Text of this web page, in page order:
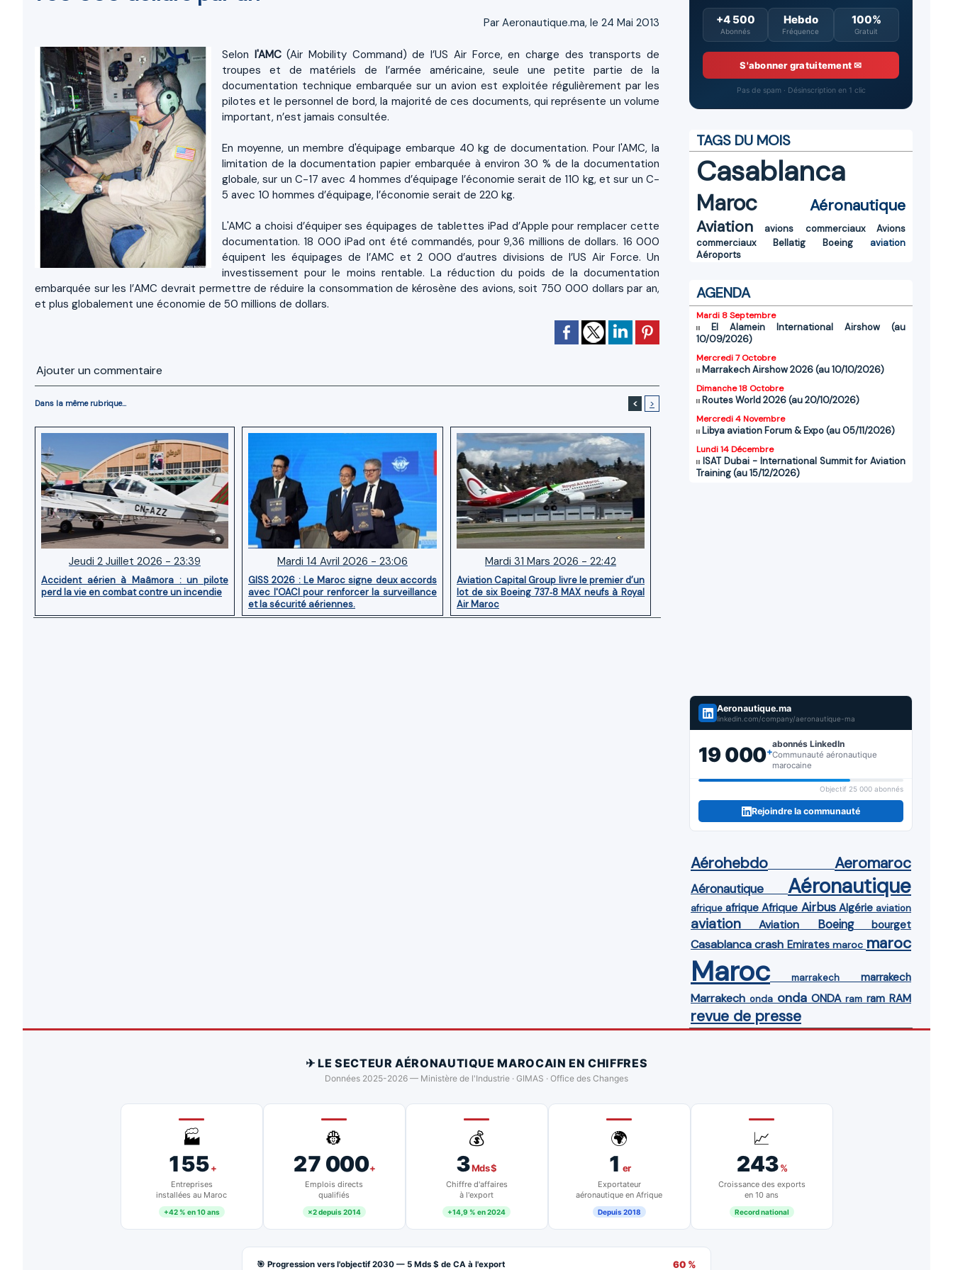
Par Aeronautique.ma, le 24 Mai 2013
Selon l'AMC(Air Mobility Command) de l’US Air Force, en charge des transports de
troupes et de matériels de l’armée américaine, seule une petite partie de la
documentation technique embarquée sur un avion est exploitée régulièrement par les
pilotes et le personnel de bord, la majorité de ces documents, qui représente un volume
important, n’est jamais consultée.
En moyenne, un membre d'équipage embarque 40 kg de documentation. Pour l'AMC, la
limitation de la documentation papier embarquée à environ 30 % de la documentation
globale, sur un C-17 avec 4 hommes d’équipage l’économie serait de 110 kg, et sur un C-
5 avec 10 hommes d’équipage, l’économie serait de 220 kg.
L'AMC a choisi d’équiper ses équipages de tablettes iPad d’Apple pour remplacer cette
documentation. 18 000 iPad ont été commandés, pour 9,36 millions de dollars. 16 000
équipent les équipages de l’AMC et 2 000 d’autres divisions de l’US Air Force. Un
investissement pour le moins rentable. La réduction du poids de la documentation
embarquée sur les l’AMC devrait permettre de réduire la consommation de kérosène des avions, soit 750 000 dollars par an,
et plus globalement une économie de 50 millions de dollars.
Ajouter un commentaire
Dans la même rubrique... < >
Jeudi 2 Juillet 2026 - 23:39
Accident aérien à Maâmora : un pilote
perd la vie en combat contre un incendie
Mardi 14 Avril 2026 - 23:06
GISS 2026 : Le Maroc signe deux accords
avec l'OACI pour renforcer la surveillance
et la sécurité aériennes.
Mardi 31 Mars 2026 - 22:42
Aviation Capital Group livre le premier d’un
lot de six Boeing 737‑8 MAX neufs à Royal
Air Maroc
+4 500
Abonnés
Hebdo
Fréquence
100%
Gratuit
S'abonner gratuitement ✉
Pas de spam · Désinscription en 1 clic
TAGS DU MOIS
Casablanca
Maroc
Aéronautique
Aviation
avions commerciaux
Avions
commerciaux
Bellatig Boeing
aviation
Aéroports
AGENDA
Mardi 8 Septembre
El Alamein International Airshow (au
10/09/2026)
Mercredi 7 Octobre
Marrakech Airshow 2026 (au 10/10/2026)
Dimanche 18 Octobre
Routes World 2026 (au 20/10/2026)
Mercredi 4 Novembre
Libya aviation Forum & Expo (au 05/11/2026)
Lundi 14 Décembre
ISAT Dubai - International Summit for Aviation
Training (au 15/12/2026)
Aeronautique.ma
linkedin.com/company/aeronautique-ma
19 000+
abonnés LinkedIn
Communauté aéronautique
marocaine
Objectif 25 000 abonnés
Rejoindre la communauté
Aérohebdo Aeromaroc
Aéronautique Aéronautique
afrique afrique Afrique Airbus Algérie aviation
aviation Aviation Boeing bourget
Casablanca crash Emirates maroc maroc
Maroc marrakech marrakech
Marrakech onda onda ONDA ram ram RAM
revue de presse
✈ LE SECTEUR AÉRONAUTIQUE MAROCAIN EN CHIFFRES
Données 2025-2026 — Ministère de l'Industrie · GIMAS · Office des Changes
🏭
155+
Entreprises
installées au Maroc
+42 % en 10 ans
👷
27 000+
Emplois directs
qualifiés
×2 depuis 2014
💰
3Mds $
Chiffre d'affaires
à l'export
+14,9 % en 2024
🌍
1 er
Exportateur
aéronautique en Afrique
Depuis 2018
📈
243%
Croissance des exports
en 10 ans
Record national
🎯 Progression vers l'objectif 2030 — 5 Mds $ de CA à l'export 60 %